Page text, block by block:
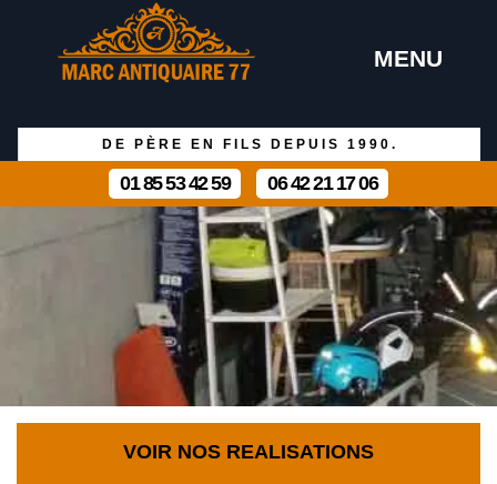
MENU
DE PÈRE EN FILS DEPUIS 1990.
01 85 53 42 59 06 42 21 17 06
VOIR NOS REALISATIONS